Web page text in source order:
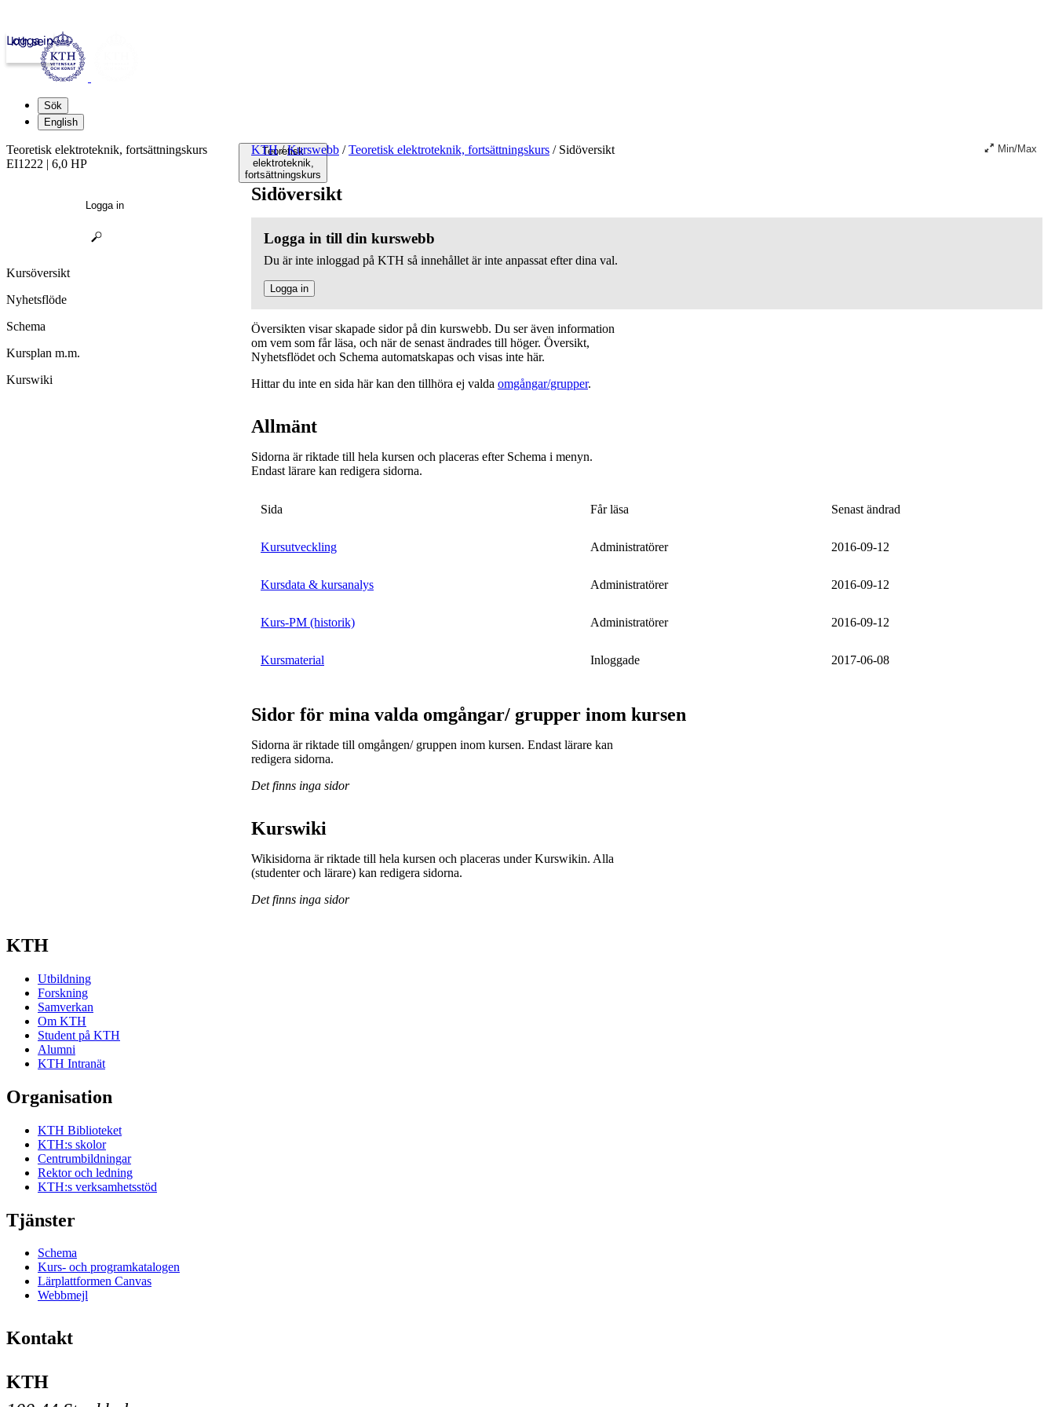
kth.se
Logga in
Sök
English
Teoretisk
elektroteknik,
fortsättningskurs
KTH / Kurswebb / Teoretisk elektroteknik, fortsättningskurs /Sidöversikt Min/Max
Sidöversikt
Logga in till din kurswebb
Du är inte inloggad på KTH så innehållet är inte anpassat efter dina val.
Logga in
Översikten visar skapade sidor på din kurswebb. Du ser även information
om vem som får läsa, och när de senast ändrades till höger. Översikt,
Nyhetsflödet och Schema automatskapas och visas inte här.
Hittar du inte en sida här kan den tillhöra ej valda omgångar/grupper.
Allmänt
Sidorna är riktade till hela kursen och placeras efter Schema i menyn.
Endast lärare kan redigera sidorna.
Sida Får läsa Senast ändrad
Kursutveckling Administratörer 2016-09-12
Kursdata & kursanalys Administratörer 2016-09-12
Kurs-PM (historik) Administratörer 2016-09-12
Kursmaterial Inloggade 2017-06-08
Sidor för mina valda omgångar/ grupper inom kursen
Sidorna är riktade till omgången/ gruppen inom kursen. Endast lärare kan
redigera sidorna.
Det finns inga sidor
Kurswiki
Wikisidorna är riktade till hela kursen och placeras under Kurswikin. Alla
(studenter och lärare) kan redigera sidorna.
Det finns inga sidor
Teoretisk elektroteknik, fortsättningskurs
EI1222 | 6,0 HP
Logga in
Kursöversikt
Nyhetsflöde
Schema
Kursplan m.m.
Kurswiki
KTH
Utbildning
Forskning
Samverkan
Om KTH
Student på KTH
Alumni
KTH Intranät
Organisation
KTH Biblioteket
KTH:s skolor
Centrumbildningar
Rektor och ledning
KTH:s verksamhetsstöd
Tjänster
Schema
Kurs- och programkatalogen
Lärplattformen Canvas
Webbmejl
Kontakt
KTH